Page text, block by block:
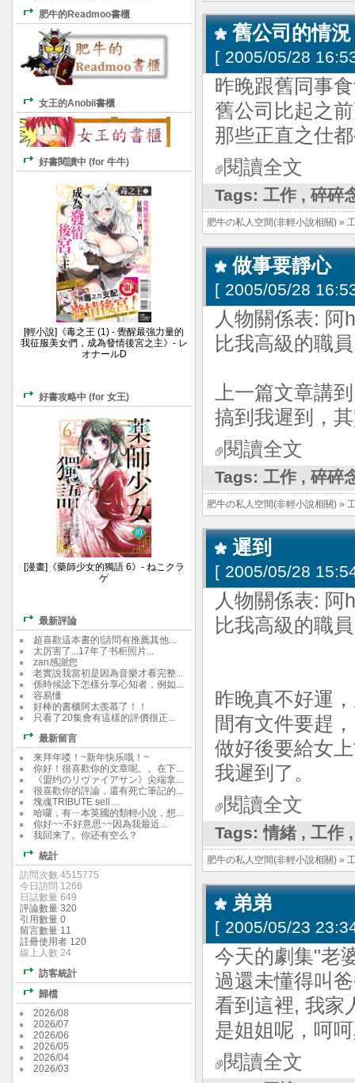
舊公司的情
[ 2005/05/28
昨晚跟舊同事
舊公司比起之
那些正直之仕
閱讀全文
Tags: 工作 , 碎碎
肥牛の私人空間(非輕小說相關) »
做事要靜心
[ 2005/05/28
人物關係表: 阿
比我高級的職員
上一篇文章講
搞到我遲到，
閱讀全文
Tags: 工作 , 碎碎
肥牛の私人空間(非輕小說相關) »
遲到
[ 2005/05/28
人物關係表: 阿
比我高級的職員
昨晚真不好運
間有文件要趕，
做好後要給女
我遲到了。
閱讀全文
Tags:情緒, 工作
肥牛の私人空間(非輕小說相關) »
弟弟
[ 2005/05/23
今天的劇集"老
過還未懂得叫
看到這裡, 我家
是姐姐呢，呵
閱讀全文
肥牛的Readmoo書櫃
女王的Anobii書櫃
好書閱讀中 (for 牛牛)
[輕小說]《毒之王 (1) - 覺醒最強力量的
我征服美女們，成為發情後宮之主》- レ
オナールD
好書攻略中 (for 女王)
[漫畫]《藥師少女的獨語 6》- ねこクラ
ゲ
最新評論
超喜歡這本書的!請問有推薦其他...
太厉害了...17年了书柜照片...
zan感謝您
老實說我當初是因為音樂才看完整...
係時候諗下怎樣分享心知者，例如...
容易懂
好棒的書櫃阿太羨慕了！！
只看了20集會有這樣的評價很正...
最新留言
来拜年喽！~新年快乐哦！~
你好！很喜歡你的文章呢。。在下...
《盟约のリヴァイアサン》尖端拿...
很喜歡你的評論，還有死亡筆記的...
塊魂TRIBUTE sell ...
哈囉，有ㄧ本英國的類輕小說，想...
你好~~不好意思~~因為我最近...
我回来了。你还有空么？
統計
訪問次數 4515775
今日訪問 1266
日誌數量 649
評論數量 320
引用數量 0
留言數量 11
註冊使用者 120
線上人數 24
訪客統計
歸檔
2026/08
2026/07
2026/06
2026/05
2026/04
2026/03